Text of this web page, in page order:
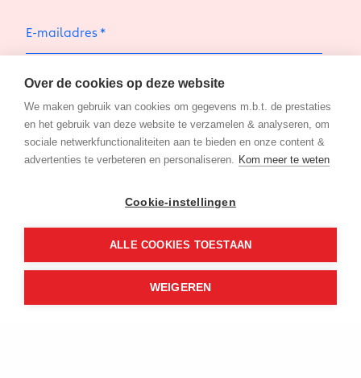
E-mailadres
met deprivacy policy
Aanmelden
Over de cookies op deze website
We maken gebruik van cookies om gegevens m.b.t. de prestaties
en het gebruik van deze website te verzamelen & analyseren, om
sociale netwerkfunctionaliteiten aan te bieden en onze content &
advertenties te verbeteren en personaliseren. Kom meer te weten
Cookie-instellingen
ALLE COOKIES TOESTAAN
WEIGEREN